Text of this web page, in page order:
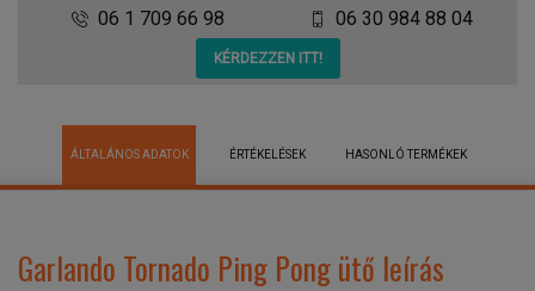
06 1 709 66 98 06 30 984 88 04
KÉRDEZZEN ITT!
ÁLTALÁNOS ADATOK ÉRTÉKELÉSEK HASONLÓ TERMÉKEK
Garlando Tornado Ping Pong ütő leírás